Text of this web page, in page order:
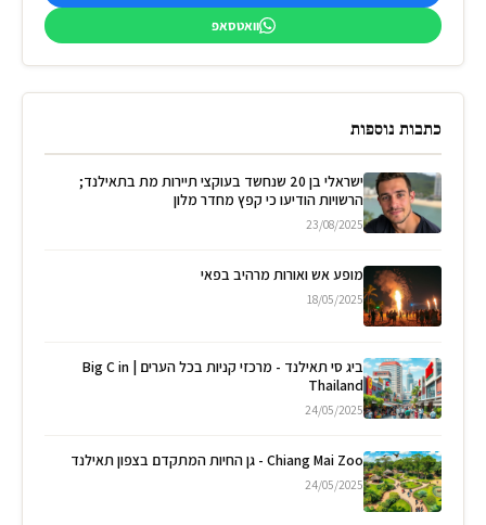
וואטסאפ
כתבות נוספות
ישראלי בן 20 שנחשד בעוקצי תיירות מת בתאילנד;
הרשויות הודיעו כי קפץ מחדר מלון
23/08/2025
מופע אש ואורות מרהיב בפאי
18/05/2025
ביג סי תאילנד - מרכזי קניות בכל הערים | Big C in
Thailand
24/05/2025
Chiang Mai Zoo - גן החיות המתקדם בצפון תאילנד
24/05/2025